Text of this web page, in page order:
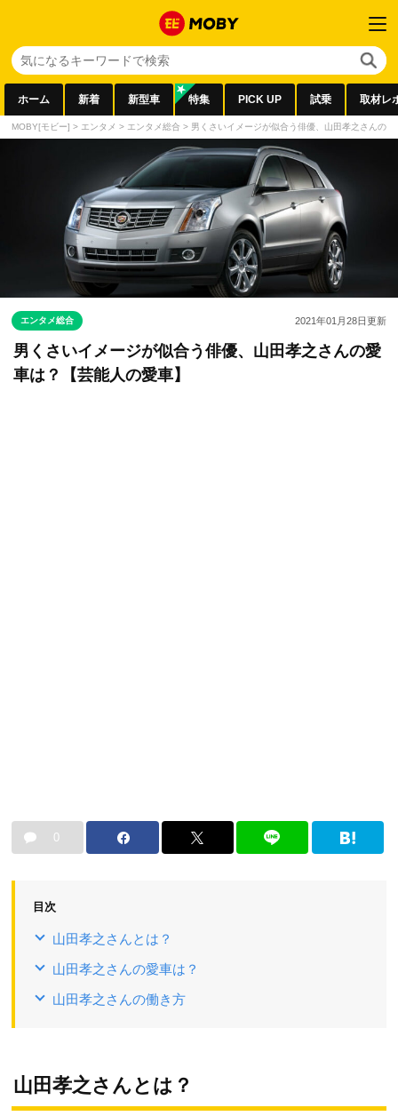
ホーム 新着 新型車 特集 PICK UP 試乗 取材レ
MOBY[モビー] > エンタメ > エンタメ総合 > 男くさいイメージが似合う俳優、山田孝之さんの
エンタメ総合 2021年01月28日更新
男くさいイメージが似合う俳優、山田孝之さんの愛
車は？【芸能人の愛車】
0
目次
山田孝之さんとは？
山田孝之さんの愛車は？
山田孝之さんの働き方
山田孝之さんとは？